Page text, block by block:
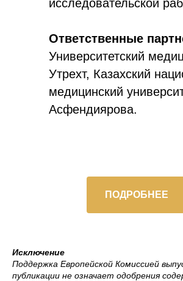
исследовательской
Ответственные
Университетский
Утрехт, Казахский
медицинский
Асфендиярова.
ПОДРОБНЕЕ
Исключение
Поддержка Европейской Комиссией
публикации не означает одобрения